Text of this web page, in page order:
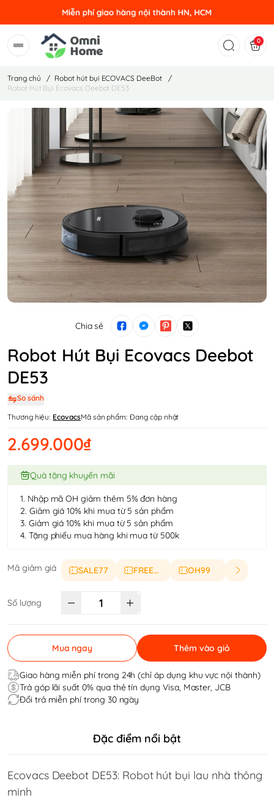
0
Trang chủ / Robot hút bụi ECOVACS DeeBot
/
Robot Hút Bụi Ecovacs Deebot DE53
Chia sẻ
Robot Hút Bụi Ecovacs Deebot
DE53
So sánh
Thương hiệu: EcovacsMã sản phẩm: Đang cập nhật
2.699.000₫
Quà tặng khuyến mãi
1. Nhập mã OH giảm thêm 5% đơn hàng
2. Giảm giá 10% khi mua từ 5 sản phẩm
3. Giảm giá 10% khi mua từ 5 sản phẩm
4. Tặng phiếu mua hàng khi mua từ 500k
Mã giảm giá SALE77 FREESHIP OH99
Số lượng
Mua ngay Thêm vào giỏ
Giao hàng miễn phí trong 24h (chỉ áp dụng khu vực nội thành)
Trả góp lãi suất 0% qua thẻ tín dụng Visa, Master, JCB
Đổi trả miễn phí trong 30 ngày
Đặc điểm nổi bật
Ecovacs Deebot DE53: Robot hút bụi lau nhà thông
minh